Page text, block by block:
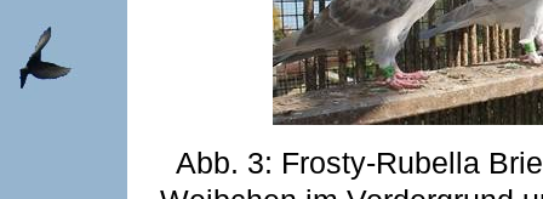
Abb. 3: Frosty-Rubella